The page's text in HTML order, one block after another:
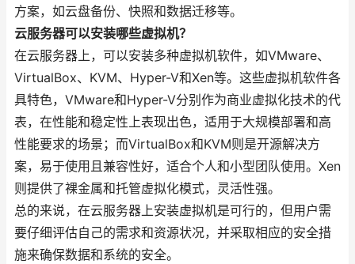
方案，如云盘备份、快照和数据迁移等。
云服务器可以安装哪些虚拟机？
在云服务器上，可以安装多种虚拟机软件，如VMware、
VirtualBox、KVM、Hyper-V和Xen等。这些虚拟机软件各
具特色，VMware和Hyper-V分别作为商业虚拟化技术的代
表，在性能和稳定性上表现出色，适用于大规模部署和高
性能要求的场景；而VirtualBox和KVM则是开源解决方
案，易于使用且兼容性好，适合个人和小型团队使用。Xen
则提供了裸金属和托管虚拟化模式，灵活性强。
总的来说，在云服务器上安装虚拟机是可行的，但用户需
要仔细评估自己的需求和资源状况，并采取相应的安全措
施来确保数据和系统的安全。